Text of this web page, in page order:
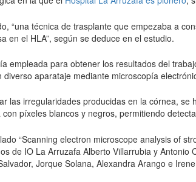
“una técnica de trasplante que empezaba a
en el HLA”, según se deduce en el estudio.
empleada para obtener los resultados del
diverso aparataje mediante microscopía
las irregularidades producidas en la córnea,
píxeles blancos y negros, permitiendo
“Scanning electron microscope analysis of
de IO La Arruzafa Alberto Villarrubia y
Jorque Solana, Alexandra Arango e